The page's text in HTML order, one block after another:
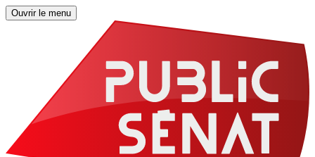
Ouvrir le menu